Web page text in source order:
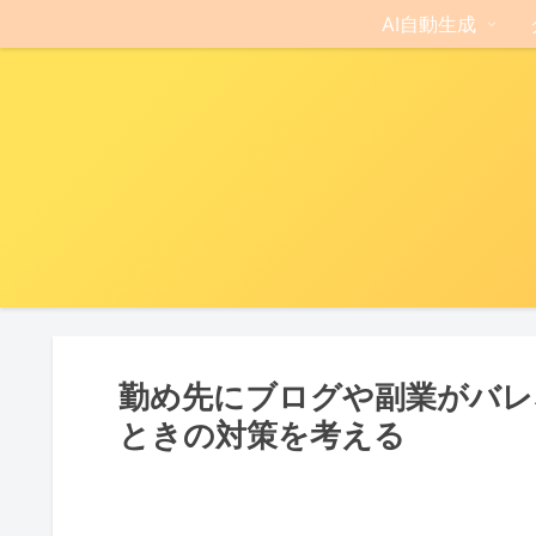
AI自動生成
勤め先にブログや副業がバ
ときの対策を考える